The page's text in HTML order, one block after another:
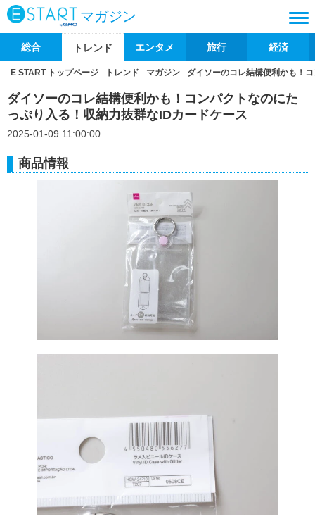
マガジン
総合 トレンド エンタメ 旅行 経済
E START トップページ トレンド マガジン ダイソーのコレ結構便利かも！
ダイソーのコレ結構便利かも！コンパクトなのにた
っぷり入る！収納力抜群なIDカードケース
2025-01-09 11:00:00
商品情報